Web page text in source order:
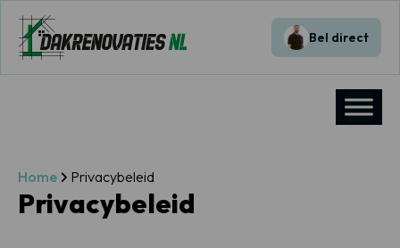
Bel direct
Home Privacybeleid
Privacybeleid